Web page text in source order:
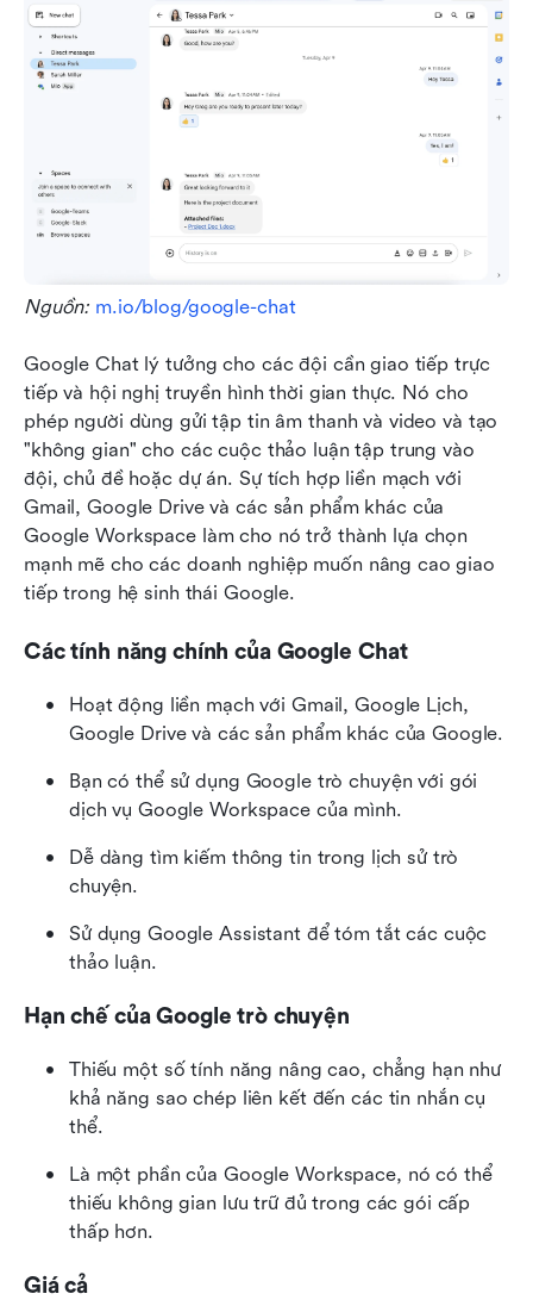
Nguồn: m.io/blog/google-chat
Google Chat lý tưởng cho các đội cần giao tiếp trực
tiếp và hội nghị truyền hình thời gian thực. Nó cho
phép người dùng gửi tập tin âm thanh và video và tạo
"không gian" cho các cuộc thảo luận tập trung vào
đội, chủ đề hoặc dự án. Sự tích hợp liền mạch với
Gmail, Google Drive và các sản phẩm khác của
Google Workspace làm cho nó trở thành lựa chọn
mạnh mẽ cho các doanh nghiệp muốn nâng cao giao
tiếp trong hệ sinh thái Google.
Các tính năng chính của Google Chat
Hoạt động liền mạch với Gmail, Google Lịch,
Google Drive và các sản phẩm khác của Google.
Bạn có thể sử dụng Google trò chuyện với gói
dịch vụ Google Workspace của mình.
Dễ dàng tìm kiếm thông tin trong lịch sử trò
chuyện.
Sử dụng Google Assistant để tóm tắt các cuộc
thảo luận.
Hạn chế của Google trò chuyện
Thiếu một số tính năng nâng cao, chẳng hạn như
khả năng sao chép liên kết đến các tin nhắn cụ
thể.
Là một phần của Google Workspace, nó có thể
thiếu không gian lưu trữ đủ trong các gói cấp
thấp hơn.
Giá cả